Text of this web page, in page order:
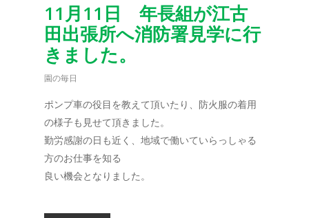
11月11日 年長組が江古
田出張所へ消防署見学に行
きました。
園の毎日
ポンプ車の役目を教えて頂いたり、防火服の着用
の様子も見せて頂きました。
勤労感謝の日も近く、地域で働いていらっしゃる
方のお仕事を知る
良い機会となりました。